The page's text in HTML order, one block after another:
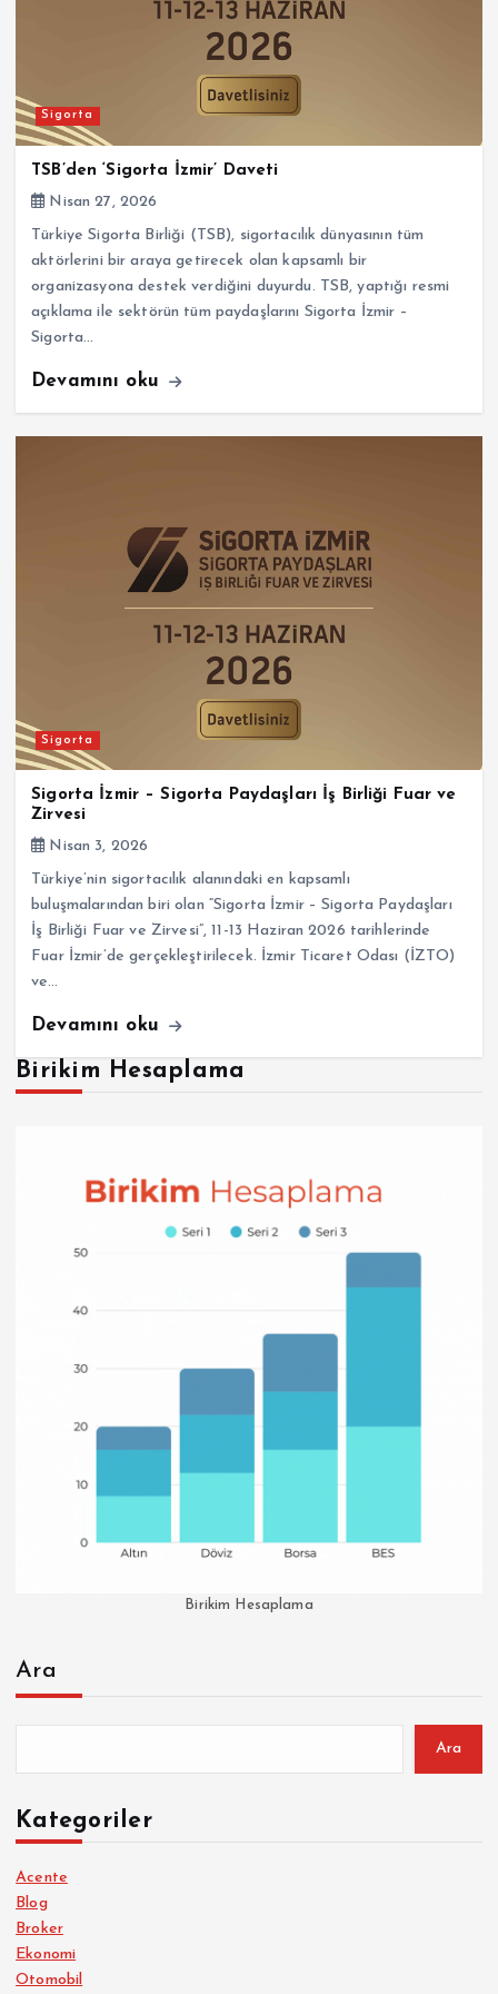
Sigorta
TSB’den ‘Sigorta İzmir’ Daveti
Nisan 27, 2026
Türkiye Sigorta Birliği (TSB), sigortacılık dünyasının tüm
aktörlerini bir araya getirecek olan kapsamlı bir
organizasyona destek verdiğini duyurdu. TSB, yaptığı resmi
açıklama ile sektörün tüm paydaşlarını Sigorta İzmir –
Sigorta…
Devamını oku
Sigorta
Sigorta İzmir – Sigorta Paydaşları İş Birliği Fuar ve
Zirvesi
Nisan 3, 2026
Türkiye’nin sigortacılık alanındaki en kapsamlı
buluşmalarından biri olan “Sigorta İzmir – Sigorta Paydaşları
İş Birliği Fuar ve Zirvesi”, 11-13 Haziran 2026 tarihlerinde
Fuar İzmir’de gerçekleştirilecek. İzmir Ticaret Odası (İZTO)
ve…
Devamını oku
Birikim Hesaplama
Birikim Hesaplama
Ara
Ara
Kategoriler
Acente
Blog
Broker
Ekonomi
Otomobil